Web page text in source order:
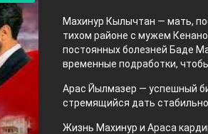
Махинур Кылычтан — мать,
тихом районе с мужем
постоянных болезней Баде
временные подработки,
Арас Йылмазер — успешный
стремящийся дать
Жизнь Махинур и Араса